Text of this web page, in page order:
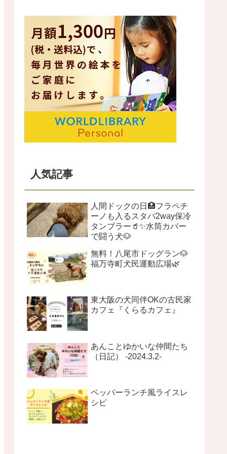
人気記事
人間ドックの日🏥フラペチ
ーノも入るスタバ2way保冷
タンブラー🥤✨水筒カバー
で闘う犬🐶
無料！八尾市ドッグラン🐶
福万寺町犬民運動広場🌿
東大阪の犬同伴OKの古民家
カフェ『くらるカフェ』
あんことゆかいな仲間たち
（日記） -2024.3.2-
ペッパーランチ風ライスレ
シピ